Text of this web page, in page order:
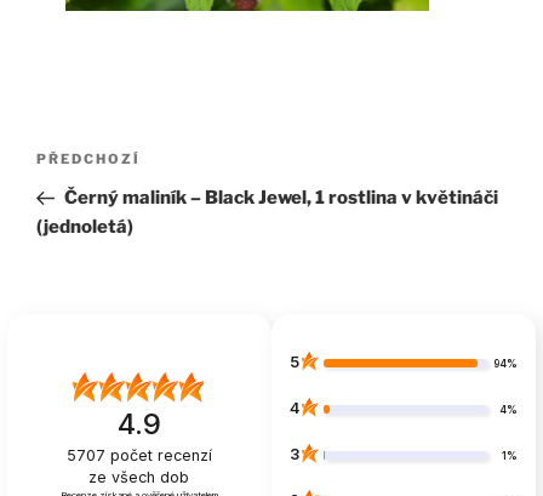
Navigace
pro
příspěvek
Předchozí
příspěvek
PŘEDCHOZÍ
Černý maliník – Black Jewel, 1 rostlina v květináči
(jednoletá)
4.9
5707 počet recenzí
ze všech dob
5 94%
4 4%
3 1%